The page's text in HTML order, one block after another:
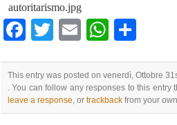
autoritarismo.jpg
Facebook
TwitterEmail
This entry was posted on venerdì, Ottobre
. You can follow any responses to this entry
leave a response, or trackback from your